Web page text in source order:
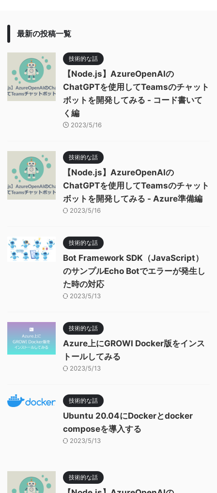
最新の投稿一覧
技術的な話
【Node.js】AzureOpenAIの
ChatGPTを使用してTeamsのチャット
ボットを開発してみる - コード書いて
く編
2023/5/16
技術的な話
【Node.js】AzureOpenAIの
ChatGPTを使用してTeamsのチャット
ボットを開発してみる - Azure準備編
2023/5/16
技術的な話
Bot Framework SDK（JavaScript）
のサンプルEcho Botでエラーが発生し
た時の対応
2023/5/13
技術的な話
Azure上にGROWI Docker版をインス
トールしてみる
2023/5/13
技術的な話
Ubuntu 20.04にDockerとdocker
composeを導入する
2023/5/13
技術的な話